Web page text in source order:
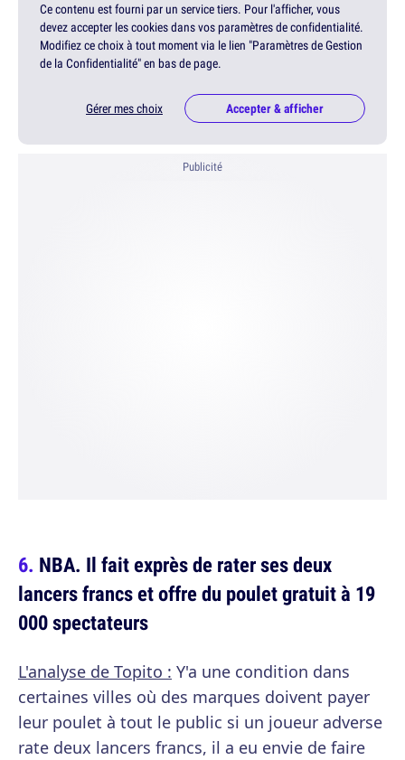
Ce contenu est fourni par un service tiers. Pour l'afficher, vous
devez accepter les cookies dans vos paramètres de confidentialité.
Modifiez ce choix à tout moment via le lien "Paramètres de Gestion
de la Confidentialité" en bas de page.
Gérer mes choix Accepter & afficher
Publicité
NBA. Il fait exprès de rater ses deux
lancers francs et offre du poulet gratuit à 19
000 spectateurs
L'analyse de Topito : Y'a une condition dans
certaines villes où des marques doivent payer
leur poulet à tout le public si un joueur adverse
rate deux lancers francs, il a eu envie de faire